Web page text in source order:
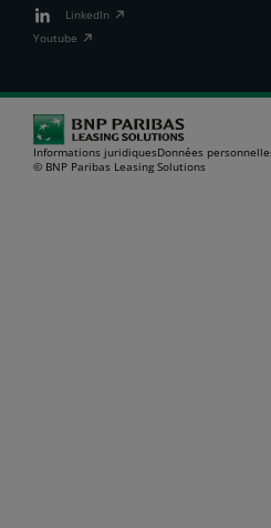
LinkedIn
Youtube
Informations juridiquesDonnées
© BNP Paribas Leasing Solutions